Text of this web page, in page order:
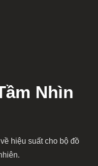
Nhìn
hiệu suất cho bộ đồ